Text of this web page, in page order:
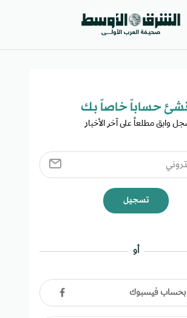
حساباً خاصاً بك​
وابق مطلعاً على آخر الأخبار
تسجيل
أو
بحساب فيسبوك